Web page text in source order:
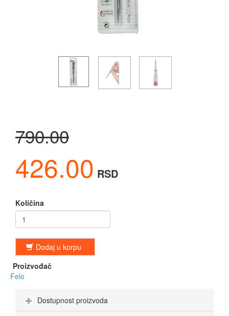
790.00
426.00 RSD
Količina
Dodaj u korpu
Proizvođač
Felo
Dostupnost proizvoda